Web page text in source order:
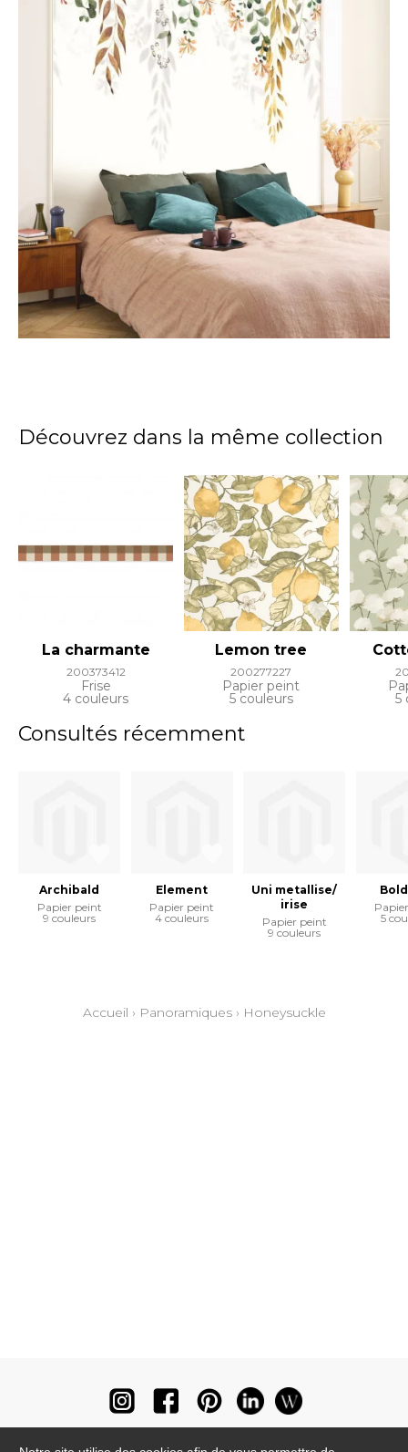
Découvrez dans la même collection
La charmante
200373412
Frise
4 couleurs
Lemon tree
200277227
Papier peint
5 couleurs 5
Consultés récemment
Archibald
Papier peint
9 couleurs
Element
Papier peint
4 couleurs
Uni metallise/
irise
Papier peint
9 couleurs
5
Accueil › Panoramiques› Honeysuckle